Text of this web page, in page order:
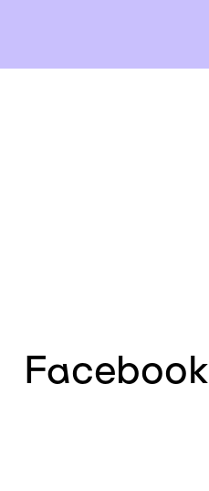
Facebook